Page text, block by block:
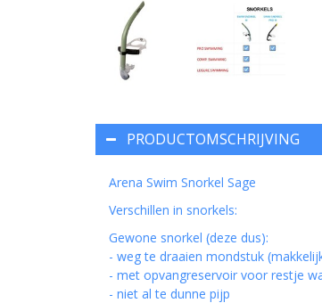
PRODUCTOMSCHRIJVING
Arena Swim Snorkel Sage
Verschillen in snorkels:
Gewone snorkel (deze dus):
- weg te draaien mondstuk
- met opvangreservoir voor restje
- niet al te dunne pijp